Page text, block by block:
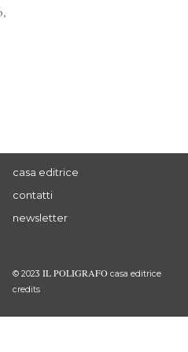
,
casa editrice
contatti
newsletter
© 2023 IL POLIGRAFO casa editrice
credits